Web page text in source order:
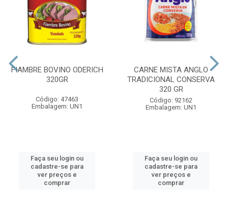
FIAMBRE BOVINO ODERICH
320GR
Código: 47463
Embalagem: UN1
Faça seu login ou
cadastre-se para
ver preços e
comprar
CARNE MISTA ANGLO
TRADICIONAL CONSERVA
320 GR
Código: 92162
Embalagem: UN1
Faça seu login ou
cadastre-se para
ver preços e
comprar